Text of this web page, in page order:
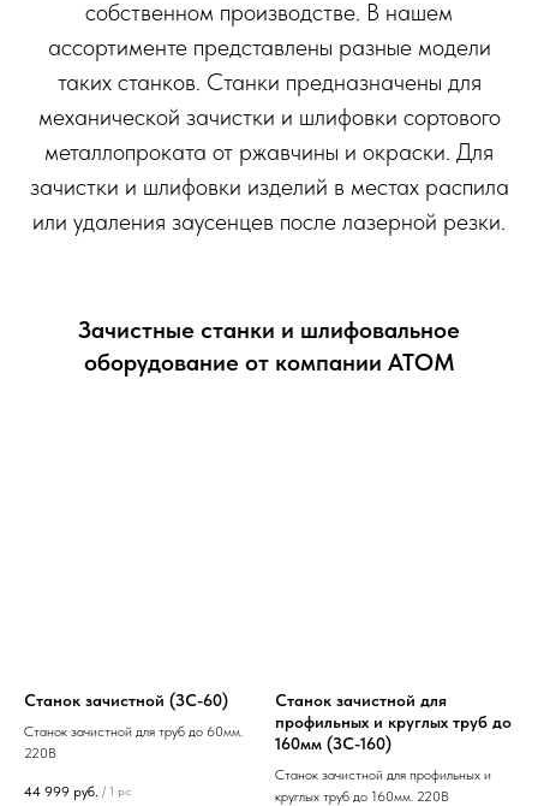
собственном производстве. В нашем
ассортименте представлены разные модели
таких станков. Станки предназначены для
механической зачистки и шлифовки сортового
металлопроката от ржавчины и окраски. Для
зачистки и шлифовки изделий в местах распила
или удаления заусенцев после лазерной резки.
Зачистные станки и шлифовальное
оборудование от компании АТОМ
Станок зачистной (ЗС-60)
Станок зачистной для труб до 60мм.
220В
44 999 руб. / 1 pc
Станок зачистной для
профильных и круглых труб до
160мм (ЗС-160)
Станок зачистной для профильных и
круглых труб до 160мм. 220В